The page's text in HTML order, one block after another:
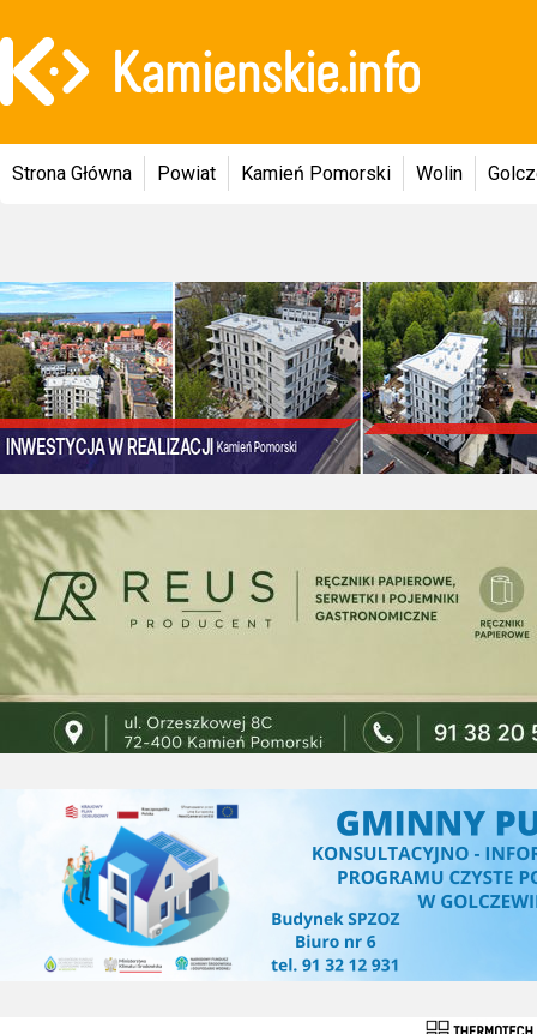
Strona Główna Powiat Kamień Pomorski Wolin